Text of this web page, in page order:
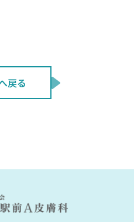
戻る